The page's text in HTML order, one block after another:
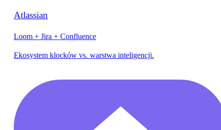
Atlassian
Loom + Jira + Confluence